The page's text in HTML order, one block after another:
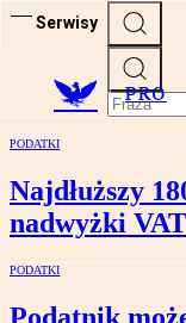
Serwisy
PRO
PODATKI
Najdłuższy
nadwyżki
PODATKI
Podatnik